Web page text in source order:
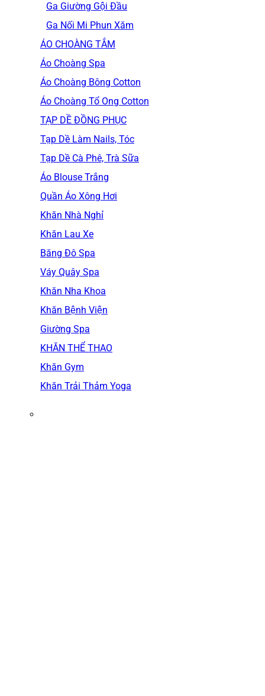
Ga Giường Gội Đầu
Ga Nối Mi Phun Xăm
ÁO CHOÀNG TẮM
Áo Choàng Spa
Áo Choàng Bông Cotton
Áo Choàng Tổ Ong Cotton
TẠP DỀ ĐỒNG PHỤC
Tạp Dề Làm Nails, Tóc
Tạp Dề Cà Phê, Trà Sữa
Áo Blouse Trắng
Quần Áo Xông Hơi
Khăn Nhà Nghỉ
Khăn Lau Xe
Băng Đô Spa
Váy Quây Spa
Khăn Nha Khoa
Khăn Bệnh Viện
Giường Spa
KHĂN THỂ THAO
Khăn Gym
Khăn Trải Thảm Yoga